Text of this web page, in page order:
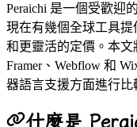
Peraichi 是一個受歡迎
現在有幾個全球工具
和更靈活的定價。本文
Framer、Webflow 和
器語言支援方面進行比
什麼是